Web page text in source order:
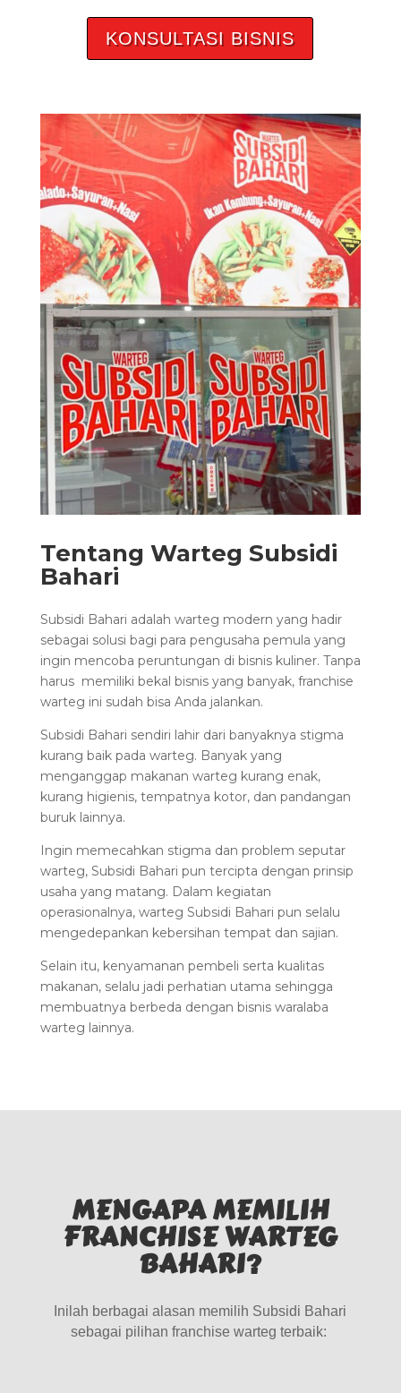
KONSULTASI BISNIS
Tentang Warteg Subsidi
Bahari
Subsidi Bahari adalah warteg modern yang hadir
sebagai solusi bagi para pengusaha pemula yang
ingin mencoba peruntungan di bisnis kuliner. Tanpa
harus memiliki bekal bisnis yang banyak,franchise
warteg ini sudah bisa Anda jalankan.
Subsidi Bahari sendiri lahir dari banyaknya stigma
kurang baik pada warteg. Banyak yang
menganggap makanan warteg kurang enak,
kurang higienis, tempatnya kotor, dan pandangan
buruk lainnya.
Ingin memecahkan stigma dan problem seputar
warteg, Subsidi Bahari pun tercipta dengan prinsip
usaha yang matang. Dalam kegiatan
operasionalnya, warteg Subsidi Bahari pun selalu
mengedepankan kebersihan tempat dan sajian.
Selain itu, kenyamanan pembeli serta kualitas
makanan, selalu jadi perhatian utama sehingga
membuatnya berbeda dengan bisnis waralaba
warteg lainnya.
MENGAPA MEMILIH
FRANCHISE WARTEG
BAHARI?
Inilah berbagai alasan memilih Subsidi Bahari
sebagai pilihan franchise warteg terbaik: